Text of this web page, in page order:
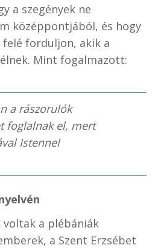
a szegények ne
középpontjából, és hogy
forduljon, akik a
Mint fogalmazott:
a rászorulók
foglalnak el, mert
Istennel
a plébániák
a Szent Erzsébet